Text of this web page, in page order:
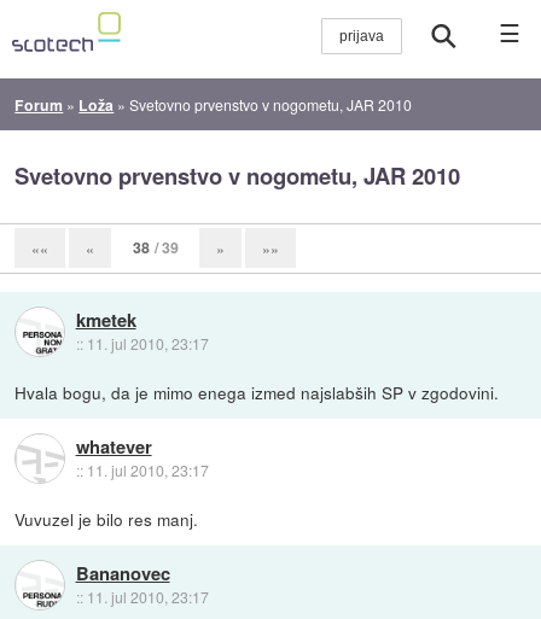
☰
Forum » Loža »Svetovno prvenstvo v nogometu, JAR 2010
Svetovno prvenstvo v nogometu, JAR 2010
«« « 38 / 39 » »»
kmetek
:: 11. jul 2010, 23:17
Hvala bogu, da je mimo enega izmed najslabših SP v zgodovini.
whatever
:: 11. jul 2010, 23:17
Vuvuzel je bilo res manj.
Bananovec
:: 11. jul 2010, 23:17